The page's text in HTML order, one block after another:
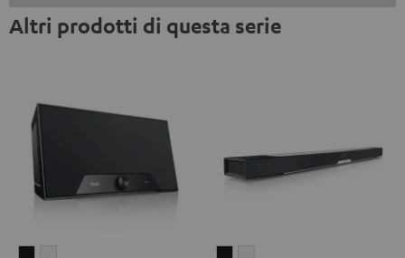
Altri prodotti di questa serie